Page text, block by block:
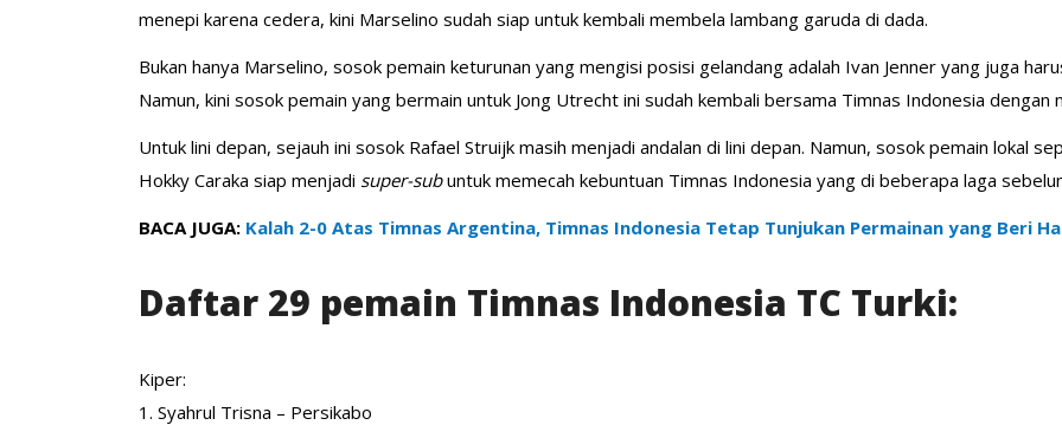
menepi karena cedera, kini Marselino sudah siap untuk kembali membela lambang garuda di dada.
Bukan hanya Marselino, sosok pemain keturunan yang mengisi posisi gelandang adalah Ivan Jenner yang juga
Namun, kini sosok pemain yang bermain untuk Jong Utrecht ini sudah kembali bersama Timnas Indonesia dengan
Untuk lini depan, sejauh ini sosok Rafael Struijk masih menjadi andalan di lini depan. Namun, sosok pemain lokal
Hokky Caraka siap menjadi super-subuntuk memecah kebuntuan Timnas Indonesia yang di beberapa laga
BACA JUGA: Kalah 2-0 Atas Timnas Argentina, Timnas Indonesia Tetap Tunjukan Permainan yang Beri
Daftar 29 pemain Timnas Indonesia TC Turki:
Kiper:
1. Syahrul Trisna – Persikabo